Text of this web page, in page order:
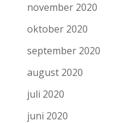
november 2020
oktober 2020
september 2020
august 2020
juli 2020
juni 2020